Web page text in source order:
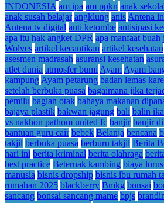
INDONESIA am ipa am ppkn anak
anak susah belajar angklung anis Antena
Antena tv digital anti ketombe antisipasi
apa itu hak angket DPR apa manfaat buah
Wolves artikel kecantikan artikel kesehatan
asesmen madrasah asuransi kesehatan
atlet dunia atmosfer bumi Ayam Ayam
kampung Ayam petarung badan lemas
setelah berbuka puasa bagaimana jika
pemilu bagian otak bahaya makanan
bajaya plastik bakwan jagung bali balin
vs nakhon pathom united fc banjir banjir di
bantuan guru cair bebek Belanja bencana
takjil berbuka puasa berburu takjil Berita
hari ini berita kriminal berita olahraga
best practice Beternak kambing biaya
manusia bisnis dropship bisnis ibu rumah
rumahan 2025 blackberry Bmkg bonsai
sancang bonsai sancang mame bpjs